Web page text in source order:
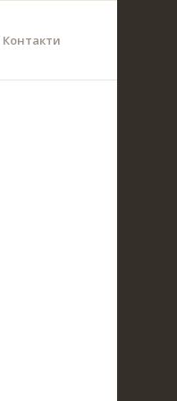
Контакти